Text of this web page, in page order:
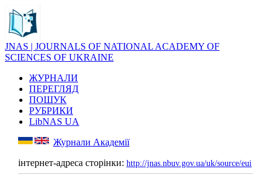
JNAS | JOURNALS OF NATIONAL ACADEMY OF
SCIENCES OF UKRAINE
ЖУРНАЛИ
ПЕРЕГЛЯД
ПОШУК
РУБРИКИ
LibNAS UA
Журнали Академії
інтернет-адреса сторінки: http://jnas.nbuv.gov.ua/uk/source/eui